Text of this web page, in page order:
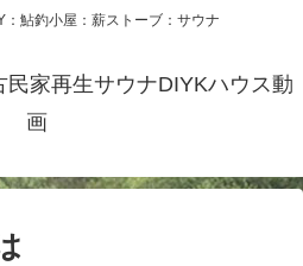
鮎釣小屋：薪ストーブ：サウナ
家再生サウナDIYKハウス動
画